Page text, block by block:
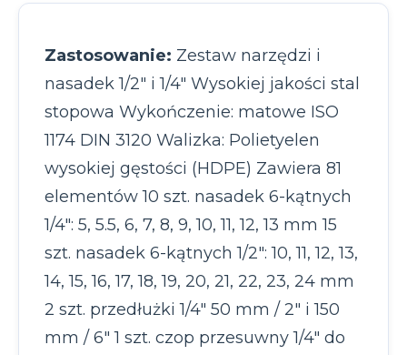
Zastosowanie: Zestaw narzędzi i
nasadek 1/2" i 1/4" Wysokiej jakości stal
stopowa Wykończenie: matowe ISO
1174 DIN 3120 Walizka: Polietyelen
wysokiej gęstości (HDPE) Zawiera 81
elementów 10 szt. nasadek 6-kątnych
1/4": 5, 5.5, 6, 7, 8, 9, 10, 11, 12, 13 mm 15
szt. nasadek 6-kątnych 1/2": 10, 11, 12, 13,
14, 15, 16, 17, 18, 19, 20, 21, 22, 23, 24 mm
2 szt. przedłużki 1/4" 50 mm / 2" i 150
mm / 6" 1 szt. czop przesuwny 1/4" do